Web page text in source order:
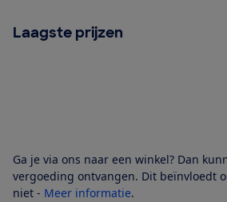
Laagste prijzen
Ga je via ons naar een winkel? Dan
vergoeding ontvangen. Dit beïnvloedt
niet - Meer informatie.